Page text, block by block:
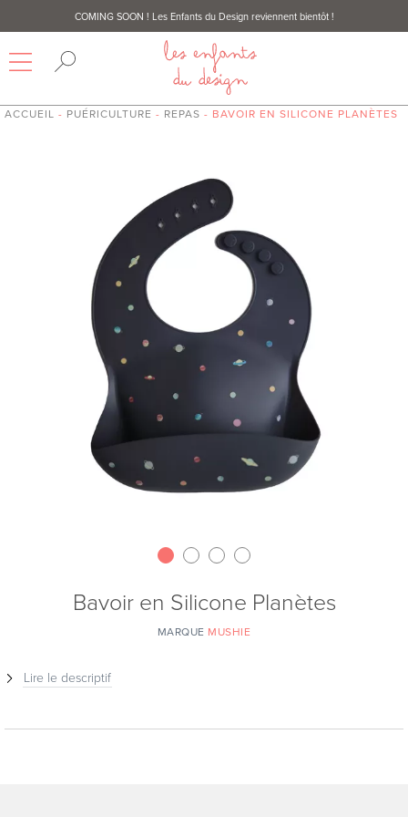
COMING SOON ! Les Enfants du Design reviennent bientôt !
ACCUEIL - PUÉRICULTURE - REPAS - BAVOIR EN SILICONE PLANÈTES
Bavoir en Silicone Planètes
MARQUE MUSHIE
Lire le descriptif